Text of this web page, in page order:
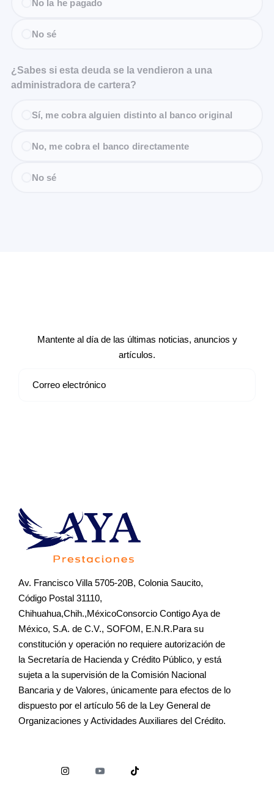
No la he pagado
No sé
¿Sabes si esta deuda se la vendieron a una
administradora de cartera?
Sí, me cobra alguien distinto al banco original
No, me cobra el banco directamente
No sé
Mantente al día de las últimas noticias, anuncios y
artículos.
Av. Francisco Villa 5705-20B, Colonia Saucito,
Código Postal 31110,
Chihuahua,Chih.,MéxicoConsorcio Contigo Aya de
México, S.A. de C.V., SOFOM, E.N.R.Para su
constitución y operación no requiere autorización de
la Secretaría de Hacienda y Crédito Público, y está
sujeta a la supervisión de la Comisión Nacional
Bancaria y de Valores, únicamente para efectos de lo
dispuesto por el artículo 56 de la Ley General de
Organizaciones y Actividades Auxiliares del Crédito.